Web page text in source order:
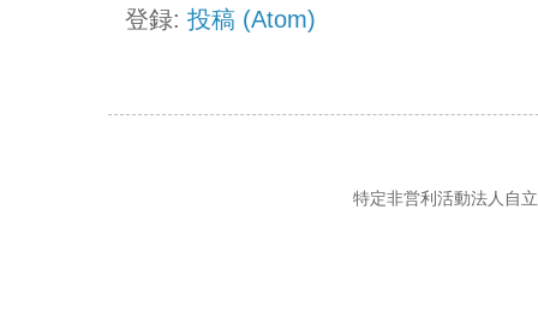
登録: 投稿 (Atom)
特定非営利活動法人自